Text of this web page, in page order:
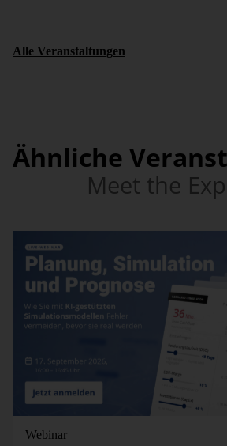
Alle Veranstaltungen
Ähnliche
Meet the
Webinar